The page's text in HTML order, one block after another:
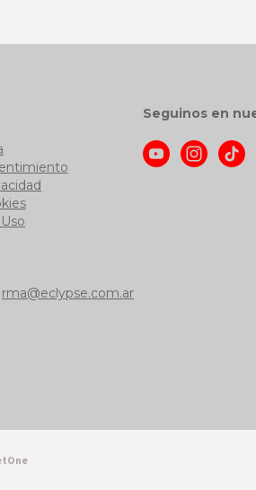
Seguinos en
rma@eclypse.com.ar